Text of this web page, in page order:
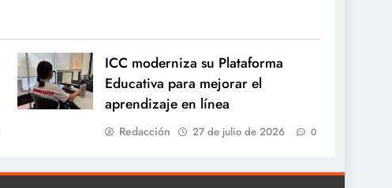
ICC moderniza su Plataforma
Educativa para mejorar el
aprendizaje en línea
Redacción 27 de julio de 2026 0